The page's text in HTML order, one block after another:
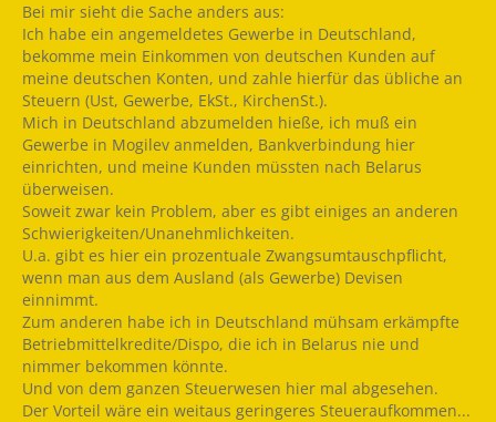
Bei mir sieht die Sache anders aus:
Ich habe ein angemeldetes Gewerbe in Deutschland,
bekomme mein Einkommen von deutschen Kunden auf
meine deutschen Konten, und zahle hierfür das übliche an
Steuern (Ust, Gewerbe, EkSt., KirchenSt.).
Mich in Deutschland abzumelden hieße, ich muß ein
Gewerbe in Mogilev anmelden, Bankverbindung hier
einrichten, und meine Kunden müssten nach Belarus
überweisen.
Soweit zwar kein Problem, aber es gibt einiges an anderen
Schwierigkeiten/Unanehmlichkeiten.
U.a. gibt es hier ein prozentuale Zwangsumtauschpflicht,
wenn man aus dem Ausland (als Gewerbe) Devisen
einnimmt.
Zum anderen habe ich in Deutschland mühsam erkämpfte
Betriebmittelkredite/Dispo, die ich in Belarus nie und
nimmer bekommen könnte.
Und von dem ganzen Steuerwesen hier mal abgesehen.
Der Vorteil wäre ein weitaus geringeres Steueraufkommen...